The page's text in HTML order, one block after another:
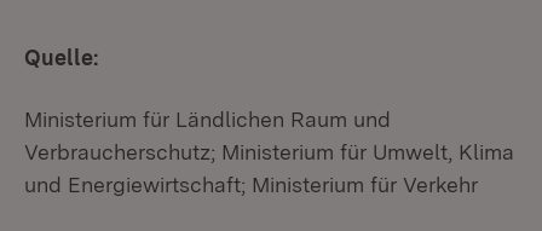
Quelle:
Ministerium für Ländlichen Raum und
Verbraucherschutz; Ministerium für Umwelt, Klima
und Energiewirtschaft; Ministerium für Verkehr